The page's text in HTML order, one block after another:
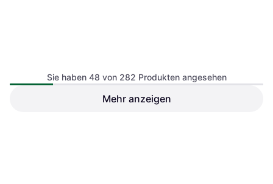
PocketBook Era Lite Stone
Sie haben 48 von 282 Produkten angesehen
Mehr anzeigen